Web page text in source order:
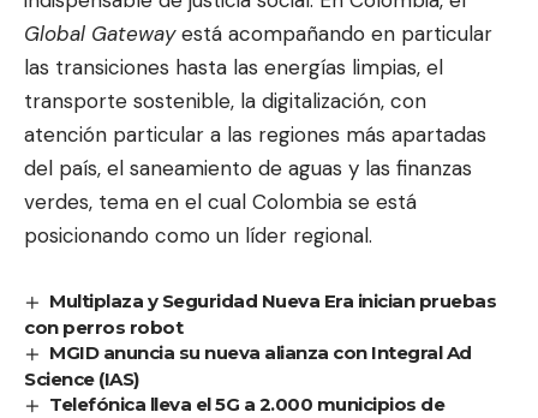
Global Gatewayestá acompañando en particular
las transiciones hasta las energías limpias, el
transporte sostenible, la digitalización, con
atención particular a las regiones más apartadas
del país, el saneamiento de aguas y las finanzas
verdes, tema en el cual Colombia se está
posicionando como un líder regional.
Multiplaza y Seguridad Nueva Era inician pruebas
con perros robot
MGID anuncia su nueva alianza con Integral Ad
Science (IAS)
Telefónica lleva el 5G a 2.000 municipios de